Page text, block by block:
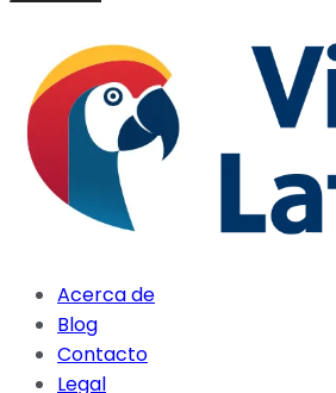
Acerca de
Blog
Contacto
Legal